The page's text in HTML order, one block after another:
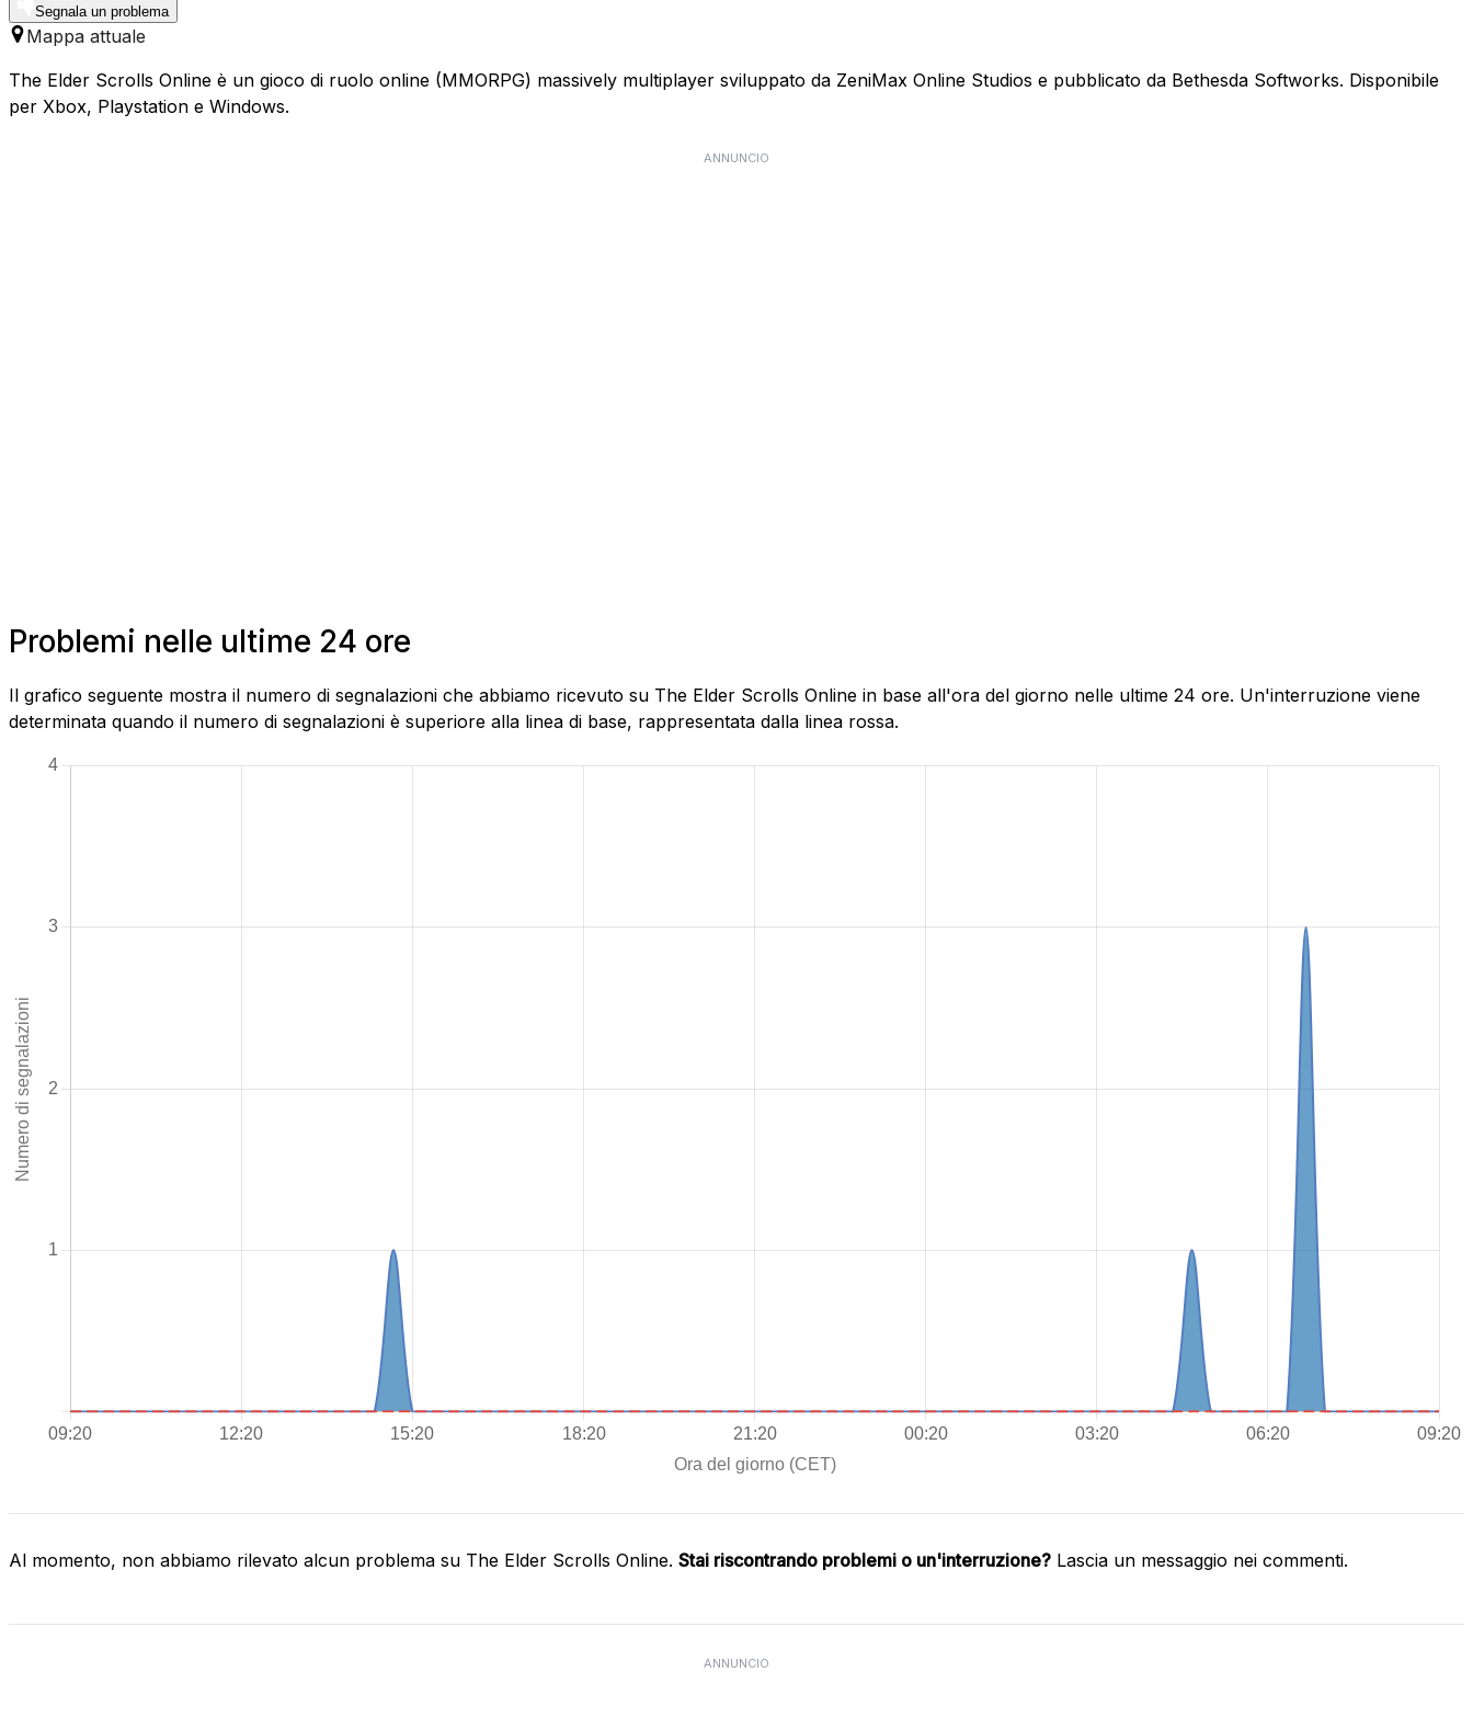
Segnala un problema
Mappa attuale
The Elder Scrolls Online è un gioco di ruolo online (MMORPG) massively multiplayer sviluppato da ZeniMax Online Studios e pubblicato da Bethesda Softworks. Disponibile
per Xbox, Playstation e Windows.
ANNUNCIO
Problemi nelle ultime 24 ore
Il grafico seguente mostra il numero di segnalazioni che abbiamo ricevuto su The Elder Scrolls Online in base all'ora del giorno nelle ultime 24 ore. Un'interruzione viene
determinata quando il numero di segnalazioni è superiore alla linea di base, rappresentata dalla linea rossa.
Al momento, non abbiamo rilevato alcun problema su The Elder Scrolls Online. Stai riscontrando problemi o un'interruzione? Lascia un messaggio nei commenti.
ANNUNCIO